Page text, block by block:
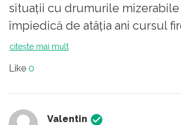
situații cu drumurile mizerabile
împiedică de atâția ani cursul
din această zonă să fie aspru
citește mai mult
Like 0
Valentin